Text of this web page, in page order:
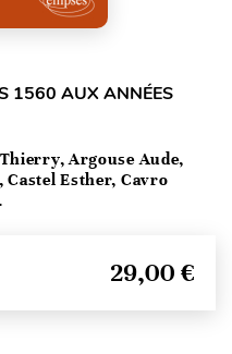
1560 AUX ANNÉES
Argouse Aude,
Castel Esther, Cavro
29,00 €